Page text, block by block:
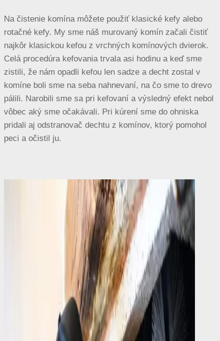
Na čistenie komína môžete použiť klasické kefy alebo
rotačné kefy. My sme náš murovaný komín začali čistiť
najkôr klasickou kefou z vrchných komínových dvierok.
Celá procedúra kefovania trvala asi hodinu a keď sme
zistili, že nám opadli kefou len sadze a decht zostal v
komíne boli sme na seba nahnevaní, na čo sme to drevo
pálili. Narobili sme sa pri kefovaní a výsledný efekt nebol
vôbec aký sme očakávali. Pri kúrení sme do ohniska
pridali aj odstranovač dechtu z komínov, ktorý pomohol
peci a očistil ju.